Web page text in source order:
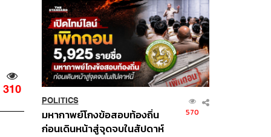
310
POLITICS
มหากาพย์โกงข้อสอบท้องถิ่น
ก่อนเดินหน้าสู่จุดจบในสัปดาห์
570